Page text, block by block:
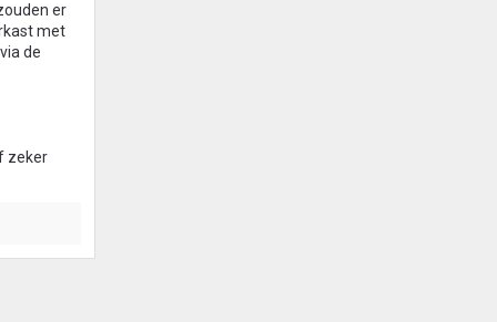
er
met
de
zeker